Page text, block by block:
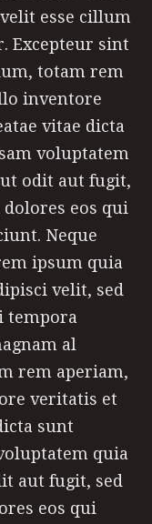
esse cillum
Excepteur sint
totam rem
inventore
vitae dicta
voluptatem
odit aut fugit,
eos qui
Neque
ipsum quia
velit, sed
tempora
al
rem aperiam,
veritatis et
sunt
quia
aut fugit, sed
eos qui